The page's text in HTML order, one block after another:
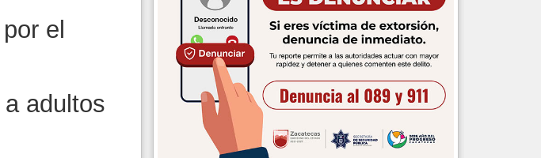
el
adultos